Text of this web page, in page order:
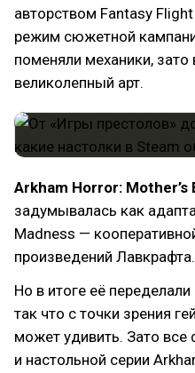
авторством Fantasy
режим сюжетной
поменяли механики, зато
великолепный арт.
Arkham Horror: Mother’s
задумывалась как
Madness —
произведений Лавкрафта.
Но в итоге её
так что с точки зрения
может удивить. Зато
и настольной серии